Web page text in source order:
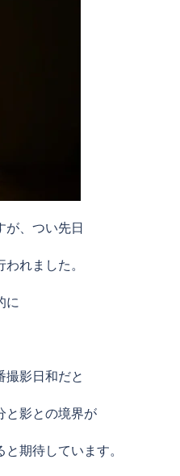
が、つい先日
れました。
に
撮影日和だと
と影との境界が
期待しています。